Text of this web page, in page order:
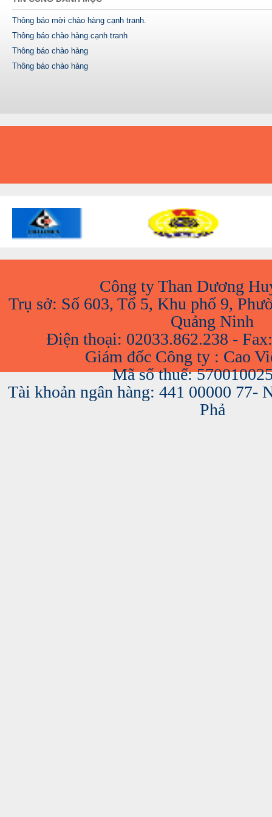
Thông báo mời chào hàng cạnh tranh.
Thông báo chào hàng cạnh tranh
Thông báo chào hàng
Thông báo chào hàng
Công ty Than Dương
Trụ sở: Số 603, Tổ 5, Khu phố 9,
Quảng Ninh
Điện thoại: 02033.862.238 -
Giám đốc Công ty : Cao
Mã số thuế:
Tài khoản ngân hàng: 441 00000 77-
Phả